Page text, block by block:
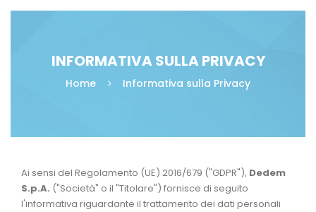
INFORMATIVA SULLA PRIVACY
Home Informativa sulla Privacy
Ai sensi del Regolamento (UE) 2016/679 ("GDPR"), Dedem
S.p.A. ("Società" o il "Titolare") fornisce di seguito
l'informativa riguardante il trattamento dei dati personali